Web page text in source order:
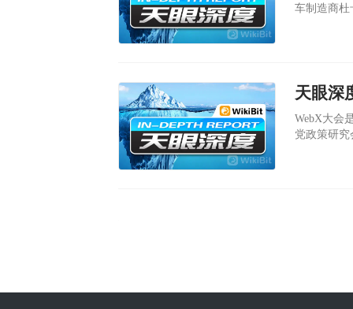
车制造商杜
天眼深
WebX大会
党政策研